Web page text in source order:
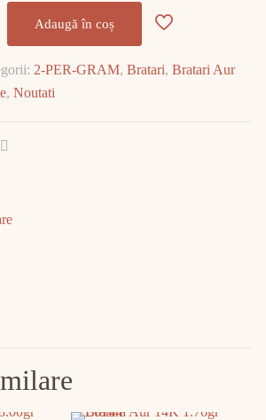
Adaugă în coș
2-PER-GRAM, Bratari, Bratari Aur
, Noutati